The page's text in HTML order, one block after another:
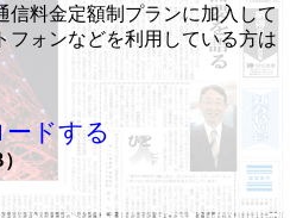
信料金定額制プランに加入して
フォンなどを利用している方は
ドする
）